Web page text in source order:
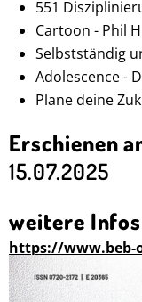
551
Cartoon - Phil
Selbstständig
Adolescence -
Plane deine
Erschienen
15.07.2025
weitere
https://www.beb-